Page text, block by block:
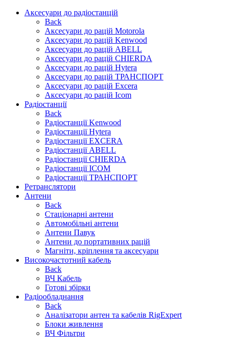
Аксесуари до радіостанцій
Back
Аксесуари до рацій Motorola
Аксесуари до рацій Kenwood
Аксесуари до рацій ABELL
Аксесуари до рацій CHIERDA
Аксесуари до рацій Hytera
Аксесуари до рацій ТРАНСПОРТ
Аксесуари до рацій Excera
Аксесуари до рацій Icom
Радіостанції
Back
Радіостанції Kenwood
Радіостанції Hytera
Радіостанції EXCERA
Радіостанції ABELL
Радіостанції CHIERDA
Радіостанції ICOM
Радіостанції ТРАНСПОРТ
Ретранслятори
Антени
Back
Стаціонарні антени
Автомобільні антени
Антени Павук
Антени до портативних рацій
Магніти, кріплення та аксесуари
Високочастотний кабель
Back
ВЧ Кабель
Готові збірки
Радіообладнання
Back
Аналізатори антен та кабелів RigExpert
Блоки живлення
ВЧ Фільтри